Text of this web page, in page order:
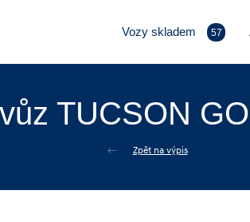
Vozy skladem 57
TUCSON
Zpět na výpis